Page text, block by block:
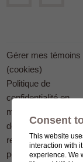
Gérer mes témoins
(cookies)
Politique de
confidentialité en
matière
de protection des
renseignements
personnels
Consent
This website
interaction with
experience. We